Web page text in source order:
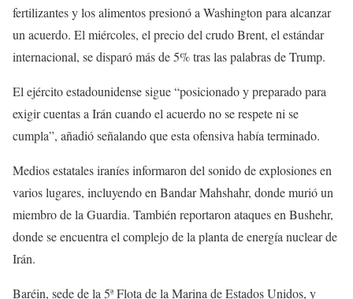
fertilizantes y los alimentos presionó a Washington para alcanzar
un acuerdo. El miércoles, el precio del crudo Brent, el estándar
internacional, se disparó más de 5% tras las palabras de Trump.
El ejército estadounidense sigue “posicionado y preparado para
exigir cuentas a Irán cuando el acuerdo no se respete ni se
cumpla”, añadió señalando que esta ofensiva había terminado.
Medios estatales iraníes informaron del sonido de explosiones en
varios lugares, incluyendo en Bandar Mahshahr, donde murió un
miembro de la Guardia. También reportaron ataques en Bushehr,
donde se encuentra el complejo de la planta de energía nuclear de
Irán.
Baréin, sede de la 5ª Flota de la Marina de Estados Unidos, y